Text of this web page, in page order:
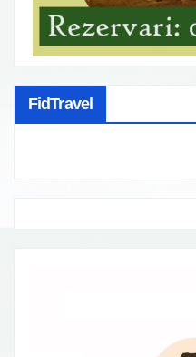
FidTravel